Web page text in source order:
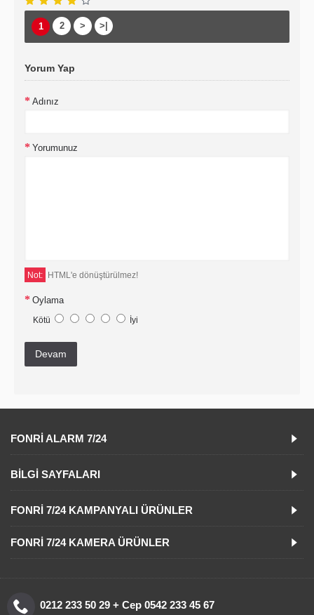
1 2 > >|
Yorum Yap
Adınız
Yorumunuz
Not: HTML'e dönüştürülmez!
Oylama
Kötü İyi
Devam
FONRI ALARM 7/24
BILGI SAYFALARI
FONRI 7/24 KAMPANYALI ÜRÜNLER
FONRI 7/24 KAMERA ÜRÜNLER
0212 233 50 29 + Cep 0542 233 45 67